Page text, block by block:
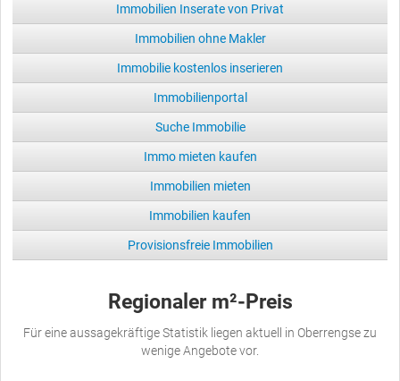
Immobilien Inserate von Privat
Immobilien ohne Makler
Immobilie kostenlos inserieren
Immobilienportal
Suche Immobilie
Immo mieten kaufen
Immobilien mieten
Immobilien kaufen
Provisionsfreie Immobilien
Regionaler m²-Preis
Für eine aussagekräftige Statistik liegen aktuell in Oberrengse zu
wenige Angebote vor.